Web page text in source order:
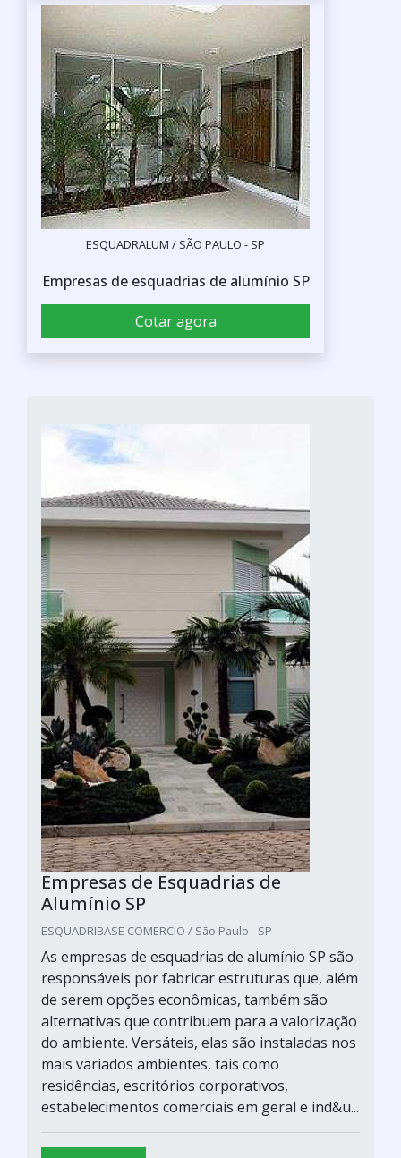
ESQUADRALUM / SÃO PAULO - SP
Empresas de esquadrias de alumínio SP
Cotar agora
Empresas de Esquadrias de
Alumínio SP
ESQUADRIBASE COMERCIO / São Paulo - SP
As empresas de esquadrias de alumínio SP são
responsáveis por fabricar estruturas que, além
de serem opções econômicas, também são
alternativas que contribuem para a valorização
do ambiente. Versáteis, elas são instaladas nos
mais variados ambientes, tais como
residências, escritórios corporativos,
estabelecimentos comerciais em geral e ind&u...